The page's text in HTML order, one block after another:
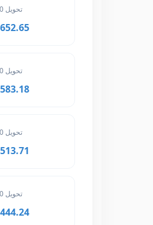
تحويل 500 USD
4,652.65 MAD
تحويل 600 USD
5,583.18 MAD
تحويل 700 USD
6,513.71 MAD
تحويل 800 USD
7,444.24 MAD